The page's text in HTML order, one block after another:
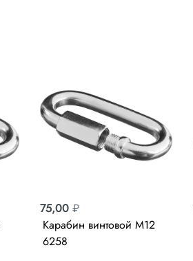
75,00₽
Карабин винтовой М12
6258